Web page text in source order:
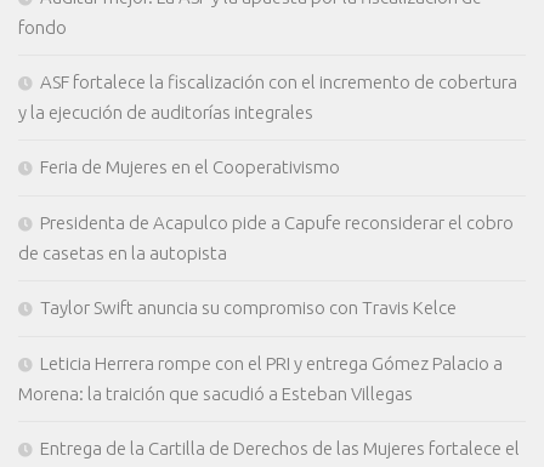
fondo
ASF fortalece la fiscalización con el incremento de cobertura
y la ejecución de auditorías integrales
Feria de Mujeres en el Cooperativismo
Presidenta de Acapulco pide a Capufe reconsiderar el cobro
de casetas en la autopista
Taylor Swift anuncia su compromiso con Travis Kelce
Leticia Herrera rompe con el PRI y entrega Gómez Palacio a
Morena: la traición que sacudió a Esteban Villegas
Entrega de la Cartilla de Derechos de las Mujeres fortalece el